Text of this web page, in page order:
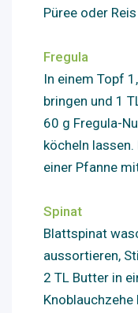
Püree oder
Fregula
In einem Topf
bringen und 1
60 g Fregula-
köcheln lassen.
einer Pfanne
Spinat
Blattspinat
aussortieren,
2 TL Butter in